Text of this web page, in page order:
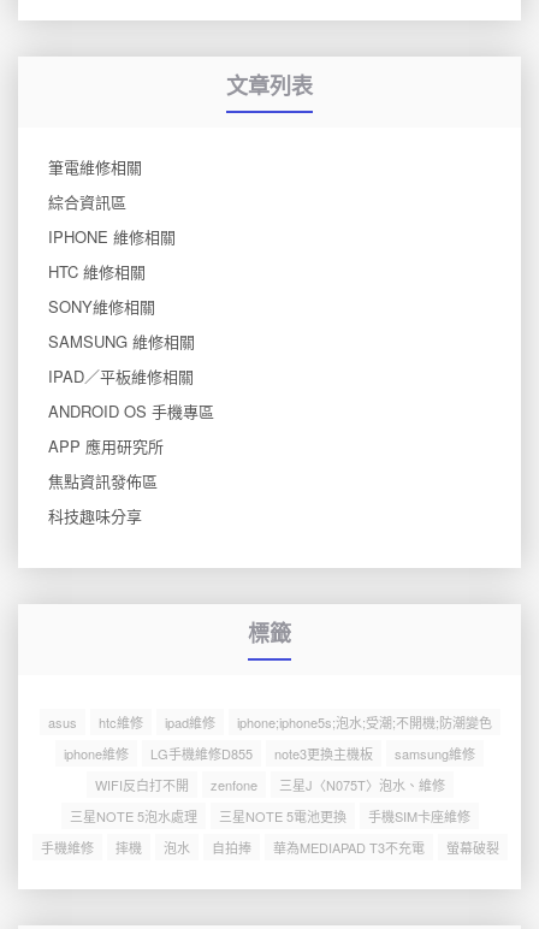
文章列表
筆電維修相關
綜合資訊區
IPHONE 維修相關
HTC 維修相關
SONY維修相關
SAMSUNG 維修相關
IPAD／平板維修相關
ANDROID OS 手機專區
APP 應用研究所
焦點資訊發佈區
科技趣味分享
標籤
asus htc維修 ipad維修
iphone;iphone5s;泡水;受潮;不開機;防潮變色
iphone維修
LG手機維修D855 note3更換主機板
samsung維修
WIFI反白打不開
zenfone
三星J〈N075T〉泡水、維修
三星NOTE 5泡水處理
三星NOTE 5電池更換
手機SIM卡座維修
手機維修
摔機 泡水 自拍捧 華為MEDIAPAD T3不充電 螢幕破裂